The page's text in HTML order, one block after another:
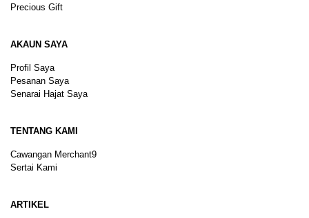
Precious Gift
AKAUN SAYA
Profil Saya
Pesanan Saya
Senarai Hajat Saya
TENTANG KAMI
Cawangan Merchant9
Sertai Kami
ARTIKEL